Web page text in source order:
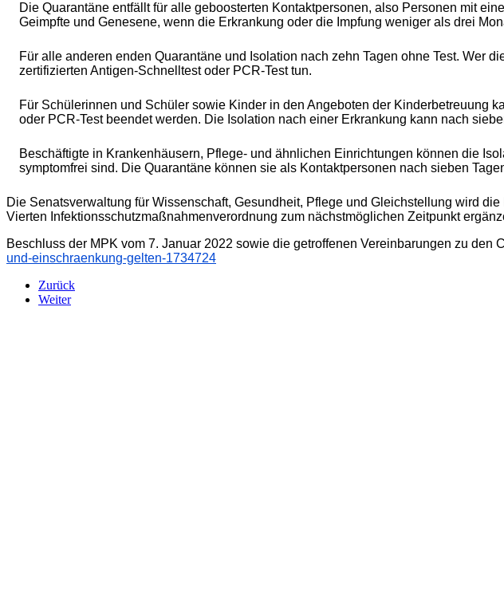
Die Quarantäne entfällt für alle geboosterten Kontaktpersonen, also Personen mit
Geimpfte und Genesene, wenn die Erkrankung oder die Impfung weniger als drei
Für alle anderen enden Quarantäne und Isolation nach zehn Tagen ohne Test. Wer
zertifizierten Antigen-Schnelltest oder PCR-Test tun.
Für Schülerinnen und Schüler sowie Kinder in den Angeboten der Kinderbetreuung
oder PCR-Test beendet werden. Die Isolation nach einer Erkrankung kann nach
Beschäftigte in Krankenhäusern, Pflege- und ähnlichen Einrichtungen können die
symptomfrei sind. Die Quarantäne können sie als Kontaktpersonen nach sieben
Die Senatsverwaltung für Wissenschaft, Gesundheit, Pflege und Gleichstellung wird
Vierten Infektionsschutzmaßnahmenverordnung zum nächstmöglichen Zeitpunkt
Beschluss der MPK vom 7. Januar 2022 sowie die getroffenen Vereinbarungen zu den
und-einschraenkung-gelten-1734724
Zurück
Weiter